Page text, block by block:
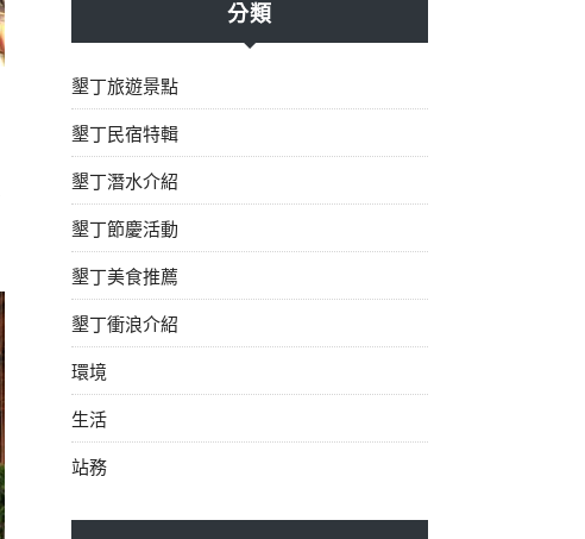
分類
墾丁旅遊景點
墾丁民宿特輯
墾丁潛水介紹
墾丁節慶活動
墾丁美食推薦
墾丁衝浪介紹
環境
生活
站務